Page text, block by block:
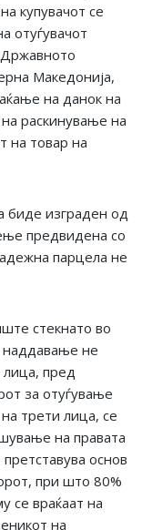
купувачот се
отуѓувачот
Државното
Македонија,
на данок на
раскинување на
на товар на
биде изграден од
предвидена со
парцела не
стекнато во
наддавање не
лица, пред
за отуѓување
трети лица, се
на правата
основ
при што 80%
се враќаат на
на